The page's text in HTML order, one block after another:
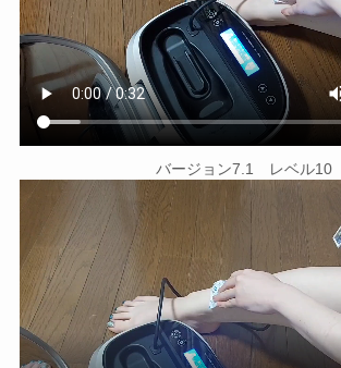
バージョン7.1 レベル10